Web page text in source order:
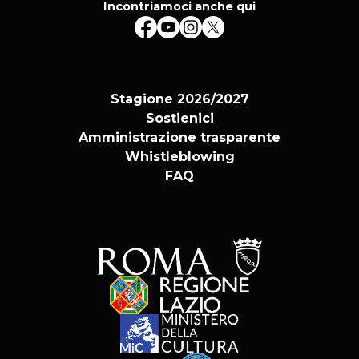
Incontriamoci anche qui
Stagione 2026/2027
Sostienici
Amministrazione trasparente
Whistleblowing
FAQ